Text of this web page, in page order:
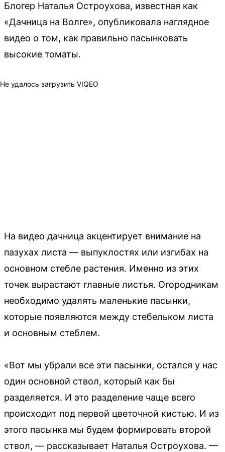
Блогер Наталья Остроухова, известная как
«Дачница на Волге», опубликовала наглядное
видео о том, как правильно пасынковать
высокие томаты.
Не удалось загрузить VIQEO
На видео дачница акцентирует внимание на
пазухах листа — выпуклостях или изгибах на
основном стебле растения. Именно из этих
точек вырастают главные листья. Огородникам
необходимо удалять маленькие пасынки,
которые появляются между стебельком листа
и основным стеблем.
«Вот мы убрали все эти пасынки, остался у нас
один основной ствол, который как бы
разделяется. И это разделение чаще всего
происходит под первой цветочной кистью. И из
этого пасынка мы будем формировать второй
ствол, — рассказывает Наталья Остроухова. —